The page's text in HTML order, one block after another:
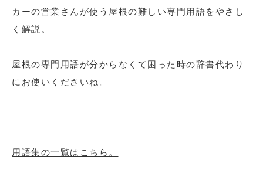
カーの営業さんが使う屋根の難しい専門用語をやさし
く解説。
屋根の専門用語が分からなくて困った時の辞書代わり
にお使いくださいね。
用語集の一覧はこちら。